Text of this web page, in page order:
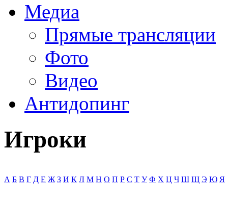
Медиа
Прямые трансляции
Фото
Видео
Антидопинг
Игроки
А Б В Г Д Е Ж З И К Л М Н О П Р С Т У Ф Х Ц Ч Ш Щ Э Ю Я